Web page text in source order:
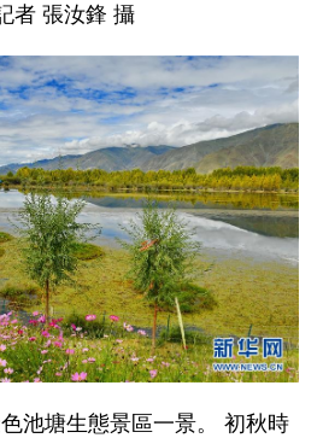
者 張汝鋒 攝
塘生態景區一景。 初秋時